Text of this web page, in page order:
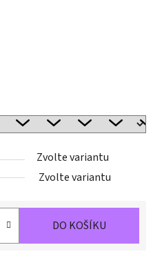
Zvolte variantu
Zvolte variantu
DO KOŠÍKU